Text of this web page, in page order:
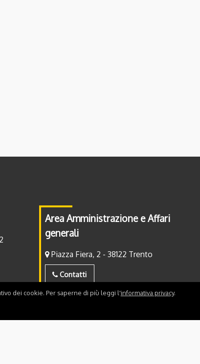
Area Amministrazione e Affari
generali
Piazza Fiera, 2 - 38122 Trento
Contatti
dei cookie. Per saperne di più leggi l'informativa privacy.